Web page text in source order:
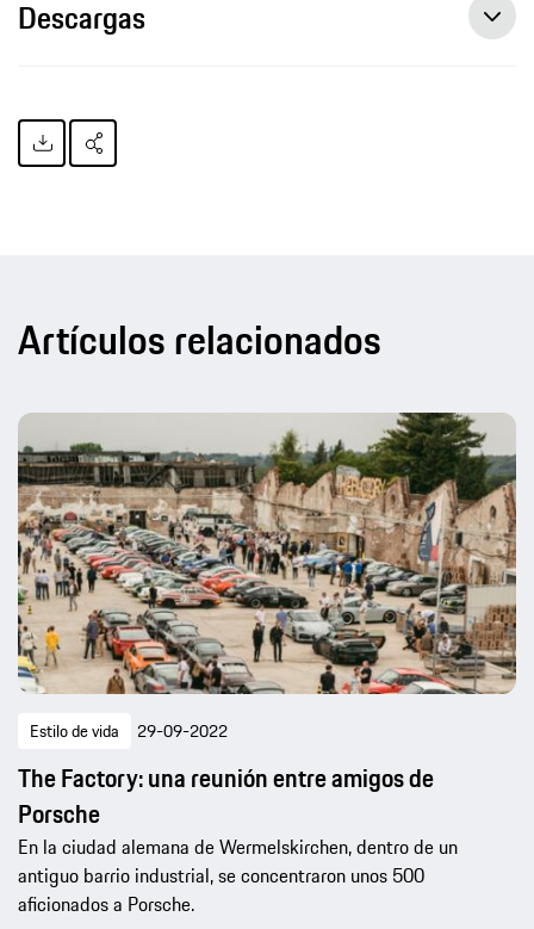
Descargas
Artículos relacionados
Estilo de vida 29-09-2022
The Factory: una reunión entre amigos de
Porsche
En la ciudad alemana de Wermelskirchen, dentro de un
antiguo barrio industrial, se concentraron unos 500
aficionados a Porsche.